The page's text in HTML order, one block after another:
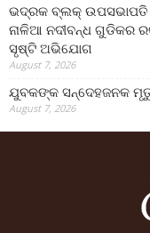
ଭଦ୍ରକ ବ୍ଲକ୍ ଉପସଭାପତି
ନାଳିଆ ନଦୀବନ୍ଧ ଗୁଡିକର
ସୃଷ୍ଟି ଅଭିଯୋଗ
August 7, 2026
ଯୁବକଙ୍କ ସନ୍ଦେହଜନକ
August 7, 2026